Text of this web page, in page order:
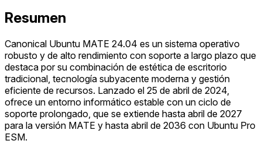
Resumen
Canonical Ubuntu MATE 24.04 es un sistema operativo
robusto y de alto rendimiento con soporte a largo plazo que
destaca por su combinación de estética de escritorio
tradicional, tecnología subyacente moderna y gestión
eficiente de recursos. Lanzado el 25 de abril de 2024,
ofrece un entorno informático estable con un ciclo de
soporte prolongado, que se extiende hasta abril de 2027
para la versión MATE y hasta abril de 2036 con Ubuntu Pro
ESM.